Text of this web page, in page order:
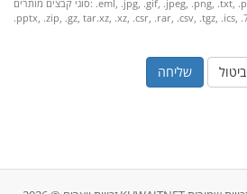
סוגי קבצים מותרים: .eml, .jpg, .gif, .jpeg, .png, .txt, .pdf, .xlsx, .doc, .docx, .ppt,
ביטול